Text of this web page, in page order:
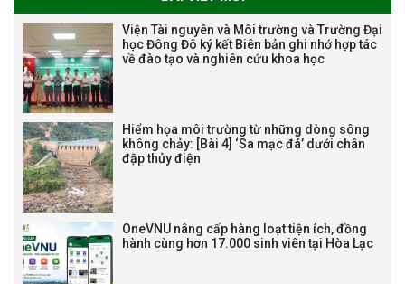
NĂM XÂY DỰNG VÀ PHÁT TRIỂN
VIỆN (1985-2025) VÀ ĐÓN
vị trí việc làm chức danh nghề
nghiệp chuyên môn dùng
Viện Tài nguyên và Môi trường và Trường Đại
học Đông Đô ký kết Biên bản ghi nhớ hợp tác
về đào tạo và nghiên cứu khoa học
Hiểm họa môi trường từ những dòng sông
không chảy: [Bài 4] ‘Sa mạc đá’ dưới chân
đập thủy điện
OneVNU nâng cấp hàng loạt tiện ích, đồng
hành cùng hơn 17.000 sinh viên tại Hòa Lạc